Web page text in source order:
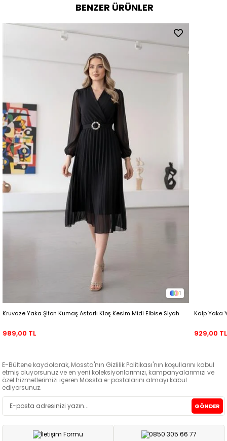
BENZER ÜRÜNLER
1
Kruvaze Yaka Şifon Kumaş Astarlı Kloş Kesim Midi Elbise Siyah
989,00 TL
Kalp Yaka
929,00 TL
E-Bültene kaydolarak, Mossta'nın Gizlilik Politikası'nın koşullarını kabul
etmiş oluyorsunuz ve en yeni koleksiyonlarımızı, kampanyalarımızı ve
özel hizmetlerimizi içeren Mossta e-postalarını almayı kabul
ediyorsunuz.
GÖNDER
İletişim Formu 0850 305 66 77